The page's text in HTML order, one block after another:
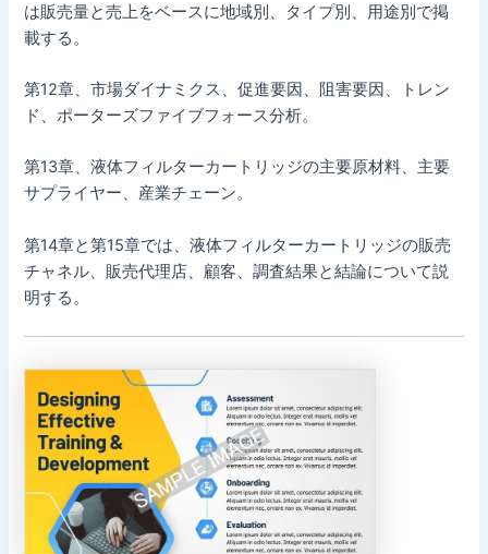
は販売量と売上をベースに地域別、タイプ別、用途別で掲
載する。
第12章、市場ダイナミクス、促進要因、阻害要因、トレン
ド、ポーターズファイブフォース分析。
第13章、液体フィルターカートリッジの主要原材料、主要
サプライヤー、産業チェーン。
第14章と第15章では、液体フィルターカートリッジの販売
チャネル、販売代理店、顧客、調査結果と結論について説
明する。